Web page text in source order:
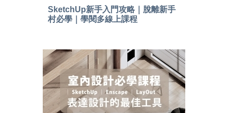
SketchUp新手入門攻略｜脫離新手
村必學｜學閱多線上課程